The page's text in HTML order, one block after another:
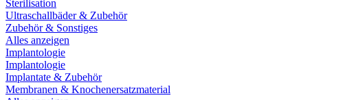
Sterilisation
Ultraschallbäder & Zubehör
Zubehör & Sonstiges
Alles anzeigen
Implantologie
Implantologie
Implantate & Zubehör
Membranen & Knochenersatzmaterial